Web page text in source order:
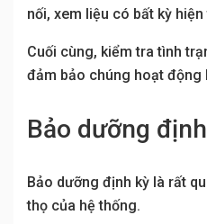
nối, xem liệu có bất kỳ
Cuối cùng, kiểm tra tình
đảm bảo chúng hoạt động
Bảo dưỡng
Bảo dưỡng định kỳ là rất
thọ của hệ thống.